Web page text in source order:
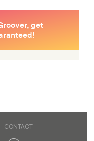
CONTACT